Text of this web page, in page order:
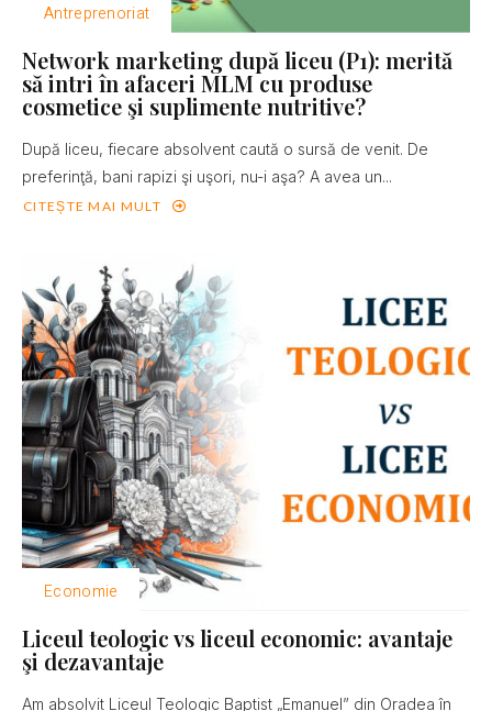
Antreprenoriat
Network marketing după liceu (P1): merită
să intri în afaceri MLM cu produse
cosmetice şi suplimente nutritive?
După liceu, fiecare absolvent caută o sursă de venit. De
preferinţă, bani rapizi şi uşori, nu-i aşa? A avea un...
CITEȘTE MAI MULT
Economie
Liceul teologic vs liceul economic: avantaje
şi dezavantaje
Am absolvit Liceul Teologic Baptist „Emanuel” din Oradea în